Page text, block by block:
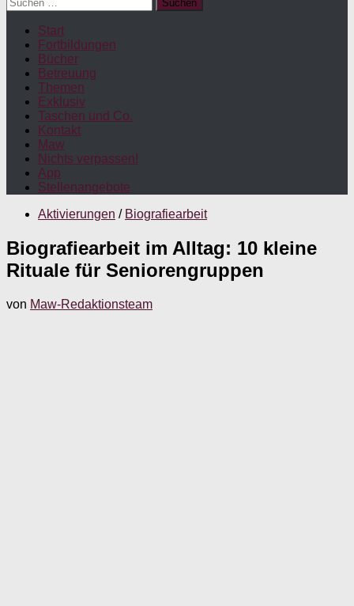
nach:
Start
Fortbildungen
Bücher
Betreuung
Themen
Exklusiv
Taschen und Co.
Kontakt
Maw
Nichts verpassen!
App
Stellenangebote
Aktivierungen / Biografiearbeit
Biografiearbeit im Alltag: 10 kleine
Rituale für Seniorengruppen
von Maw-Redaktionsteam